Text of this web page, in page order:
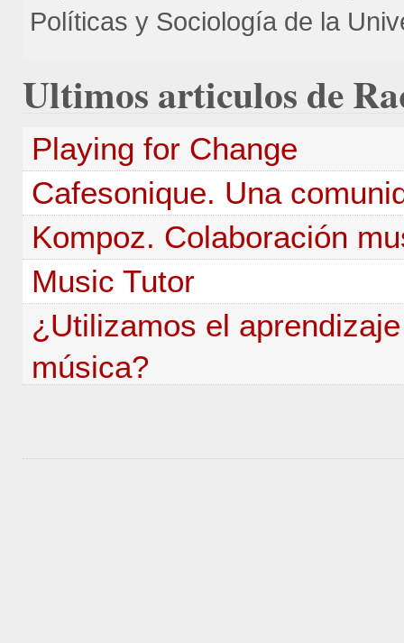
Políticas y Sociología de la
Ultimos articulos de
Playing for Change
Cafesonique. Una
Kompoz. Colaboración
Music Tutor
¿Utilizamos el
música?